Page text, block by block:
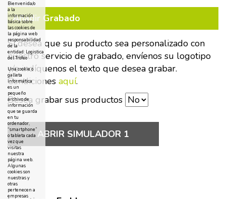
Añadir Grabado
Si desea que su producto sea personalizado con
nuestro servicio de grabado, envíenos su logotipo
y/o indíquenos el texto que desea grabar.
Condiciones aquí.
Desea grabar sus productos
ABRIR SIMULADOR 1
Bienvenida/o
a la
información
básica sobre
las cookies de
la página web
responsabilidad
de la
entidad: Logistica
del Trofeo
Una cookie o
galleta
informática
es un
pequeño
archivo de
información
que se guarda
en tu
ordenador,
“smartphone”
o tableta cada
vez que
visitas
nuestra
página web.
Algunas
cookies son
nuestras y
otras
pertenecen a
empresas